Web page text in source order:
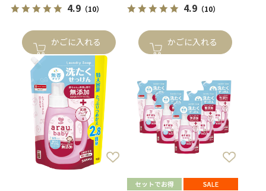
4.9（10）
かごに入れる
4.9（10）
かごに入れる